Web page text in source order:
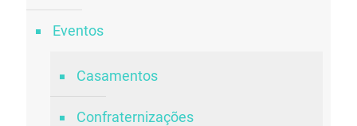
Eventos
Casamentos
Confraternizações